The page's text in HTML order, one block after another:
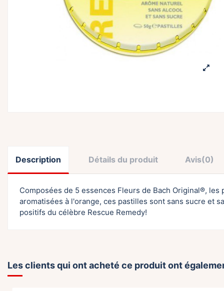
Description Détails du produit Avis(0)
Composées de 5 essences Fleurs de Bach Original®,
aromatisées à l'orange, ces pastilles sont sans sucre et
positifs du célèbre Rescue Remedy!
Les clients qui ont acheté ce produit ont